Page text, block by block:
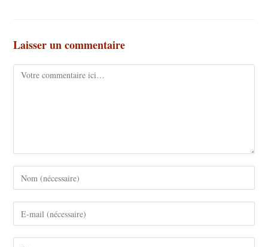
Laisser un commentaire